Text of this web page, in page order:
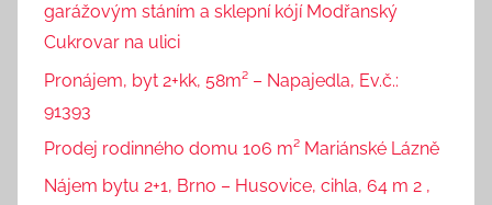
garážovým stáním a sklepní kójí Modřanský
Cukrovar na ulici
Pronájem, byt 2+kk, 58m² – Napajedla, Ev.č.:
91393
Prodej rodinného domu 106 m² Mariánské Lázně
Nájem bytu 2+1, Brno – Husovice, cihla, 64 m 2 ,